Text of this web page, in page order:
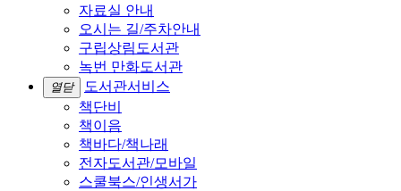
자료실 안내
오시는 길/주차안내
구립상림도서관
녹번 만화도서관
열닫
도서관서비스
책단비
책이음
책바다/책나래
전자도서관/모바일
스쿨북스/인생서가